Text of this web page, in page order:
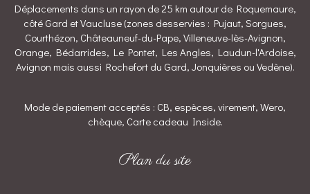
Déplacements dans un rayon de 25 km autour de Roquemaure,
côté Gard et Vaucluse (zones desservies : Pujaut, Sorgues,
Courthézon, Châteauneuf-du-Pape, Villeneuve-lès-Avignon,
Orange, Bédarrides, Le Pontet, Les Angles, Laudun-l'Ardoise,
Avignon mais aussi Rochefort du Gard, Jonquières ou Vedène).
Mode de paiement acceptés : CB, espèces, virement, Wero,
chèque, Carte cadeau Inside.
Plan du site